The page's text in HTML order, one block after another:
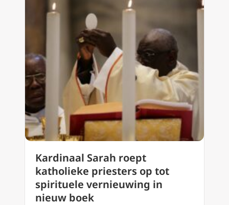
Kardinaal Sarah roept
katholieke priesters op tot
spirituele vernieuwing in
nieuw boek